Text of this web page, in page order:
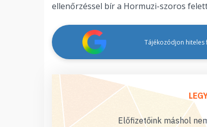
ellenőrzéssel bír a Hormuzi-szoros
Tájékozódjon hiteles
Előfizetőink máshol